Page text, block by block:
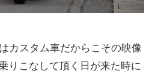
カスタム車だからこその映像
りこなして頂く日が来た時に